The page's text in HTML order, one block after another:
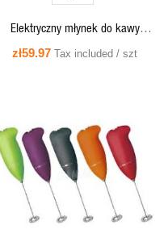
Elektryczny młynek do kawy
Clatronic KSW 3306 (czarny)
zł59.97 Tax included / szt
QUICK VIEW